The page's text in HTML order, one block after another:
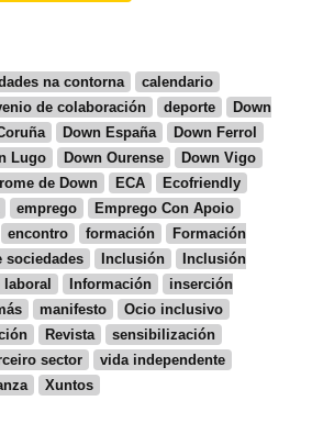
na contorna
calendario
de colaboración deporte
Down
Down España
Down Ferrol
Lugo Down Ourense
Down Vigo
de Down
ECA
Ecofriendly
emprego
Emprego Con Apoio
encontro formación
Formación
sociedades Inclusión
Inclusión
laboral Información
inserción
manifesto
Ocio inclusivo
Revista
sensibilización
sector
vida independente
Xuntos